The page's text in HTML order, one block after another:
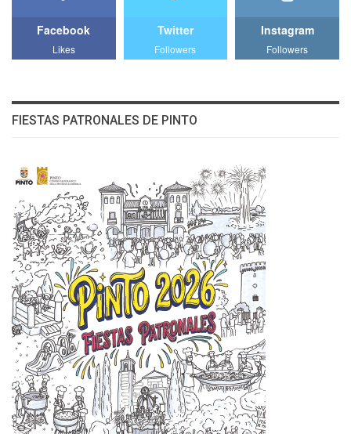
Facebook
Likes
Twitter
Followers
Instagram
Followers
FIESTAS PATRONALES DE PINTO